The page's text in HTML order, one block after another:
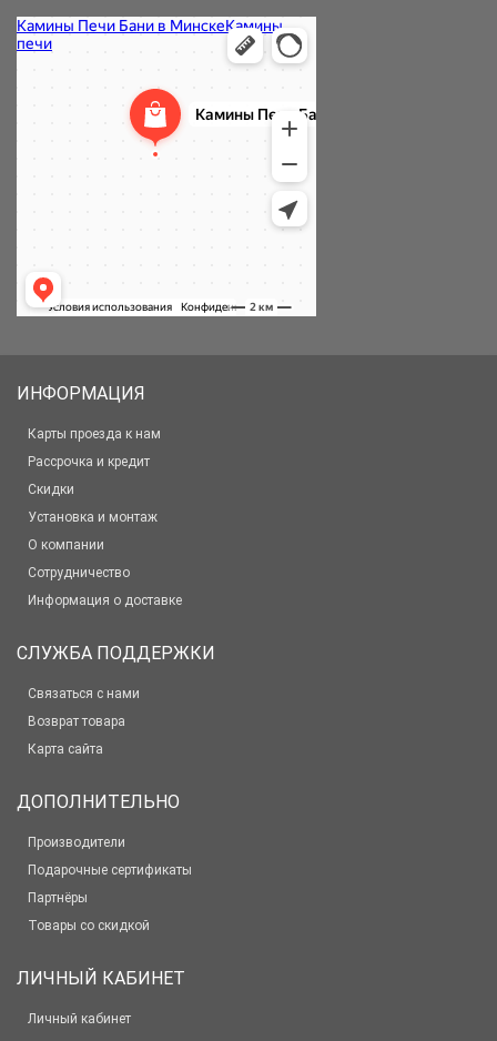
ИНФОРМАЦИЯ
Карты проезда к нам
Рассрочка и кредит
Скидки
Установка и монтаж
О компании
Сотрудничество
Информация о доставке
СЛУЖБА ПОДДЕРЖКИ
Связаться с нами
Возврат товара
Карта сайта
ДОПОЛНИТЕЛЬНО
Производители
Подарочные сертификаты
Партнёры
Товары со скидкой
ЛИЧНЫЙ КАБИНЕТ
Личный кабинет